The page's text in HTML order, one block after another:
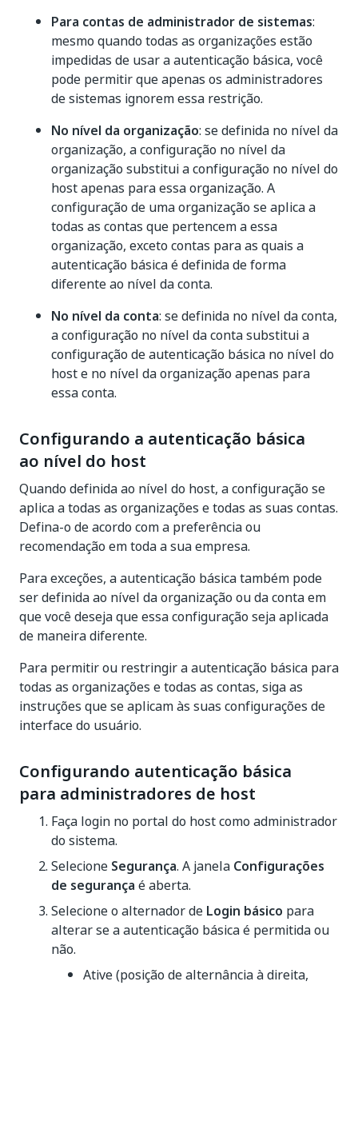
Para contas de administrador de sistemas:
mesmo quando todas as organizações estão
impedidas de usar a autenticação básica, você
pode permitir que apenas os administradores
de sistemas ignorem essa restrição.
No nível da organização: se definida no nível da
organização, a configuração no nível da
organização substitui a configuração no nível do
host apenas para essa organização. A
configuração de uma organização se aplica a
todas as contas que pertencem a essa
organização, exceto contas para as quais a
autenticação básica é definida de forma
diferente ao nível da conta.
No nível da conta: se definida no nível da conta,
a configuração no nível da conta substitui a
configuração de autenticação básica no nível do
host e no nível da organização apenas para
essa conta.
Configurando a autenticação básica
ao nível do host
Quando definida ao nível do host, a configuração se
aplica a todas as organizações e todas as suas contas.
Defina-o de acordo com a preferência ou
recomendação em toda a sua empresa.
Para exceções, a autenticação básica também pode
ser definida ao nível da organização ou da conta em
que você deseja que essa configuração seja aplicada
de maneira diferente.
Para permitir ou restringir a autenticação básica para
todas as organizações e todas as contas, siga as
instruções que se aplicam às suas configurações de
interface do usuário.
Configurando autenticação básica
para administradores de host
Faça login no portal do host como administrador
do sistema.
Selecione Segurança. A janela Configurações
de segurança é aberta.
Selecione o alternador de Login básico para
alterar se a autenticação básica é permitida ou
não.
Ative (posição de alternância à direita,